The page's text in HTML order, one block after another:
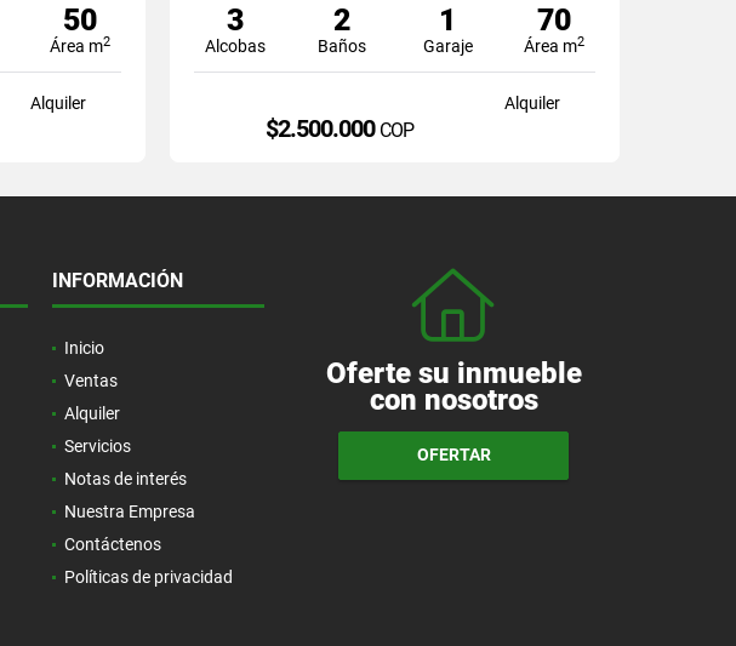
50
Área m2
Alquiler
3
Alcobas
2
Baños
1
Garaje
70
Área m2
Alquiler
$2.500.000 COP
INFORMACIÓN
Inicio
Ventas
Alquiler
Servicios
Notas de interés
Nuestra Empresa
Contáctenos
Políticas de privacidad
Oferte su inmueble
con nosotros
OFERTAR